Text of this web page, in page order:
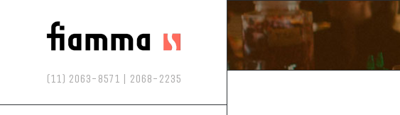
(11) 2063-8571 | 2068-2235